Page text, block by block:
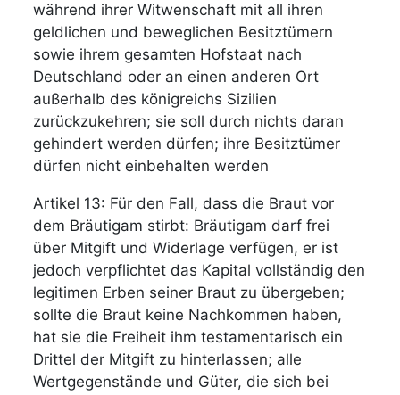
während ihrer Witwenschaft mit all ihren
geldlichen und beweglichen Besitztümern
sowie ihrem gesamten Hofstaat nach
Deutschland oder an einen anderen Ort
außerhalb des königreichs Sizilien
zurückzukehren; sie soll durch nichts daran
gehindert werden dürfen; ihre Besitztümer
dürfen nicht einbehalten werden
Artikel 13: Für den Fall, dass die Braut vor
dem Bräutigam stirbt: Bräutigam darf frei
über Mitgift und Widerlage verfügen, er ist
jedoch verpflichtet das Kapital vollständig den
legitimen Erben seiner Braut zu übergeben;
sollte die Braut keine Nachkommen haben,
hat sie die Freiheit ihm testamentarisch ein
Drittel der Mitgift zu hinterlassen; alle
Wertgegenstände und Güter, die sich bei